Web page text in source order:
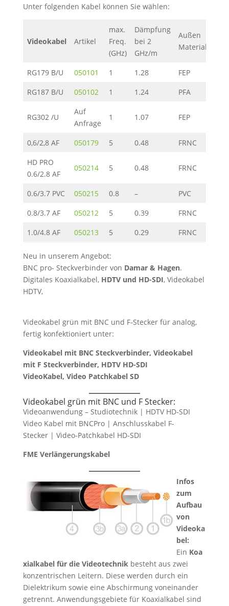
Unter folgenden Kabel können Sie wählen:
Videokabel Artikel
max.
Freq.
(GHz)
Dämpfung
bei 2
GHz/m
Außen
Material
RG179 B/U
050101 1 1.28 FEP
RG187 B/U
050102 1 1.24 PFA
RG302 /U
Auf
Anfrage
1 1.07 FEP
0,6/2,8 AF 050179 5 0.48 FRNC
HD PRO
0.6/2.8 AF
050214 5 0.48 FRNC
0.6/3.7 PVC 050215 0.8 – PVC
0.8/3.7 AF
050212 5 0.39 FRNC
1.0/4.8 AF
050213 5 0.29 FRNC
Neu in unserem Angebot:
BNC pro- Steckverbinder von Damar & Hagen.
Digitales Koaxialkabel, HDTV und HD-SDI, Videokabel
HDTV,
Videokabel grün mit BNC und F-Stecker für analog,
fertig konfektioniert unter:
Videokabel mit BNC Steckverbinder, Videokabel
mit F Steckverbinder, HDTV HD-SDI
VideoKabel, Video Patchkabel SD
Videokabel grün mit BNC und F Stecker:
Videoanwendung – Studiotechnik | HDTV HD-SDI
Video Kabel mit BNCPro | Anschlusskabel F-
Stecker | Video-Patchkabel HD-SDI
FME Verlängerungskabel
Infos
zum
Aufbau
von
Videoka
bel:
Ein Koa
xialkabel für die Videotechnik besteht aus zwei
konzentrischen Leitern. Diese werden durch ein
Dielektrikum sowie eine Abschirmung voneinander
getrennt. Anwendungsgebiete für Koaxialkabel sind